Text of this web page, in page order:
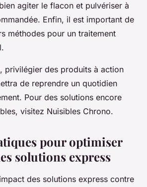
agiter le flacon et pulvériser à
Enfin, il est important de
méthodes pour un traitement
privilégier des produits à action
de reprendre un quotidien
Pour des solutions encore
visitez Nuisibles Chrono.
pour optimiser
solutions express
des solutions express contre